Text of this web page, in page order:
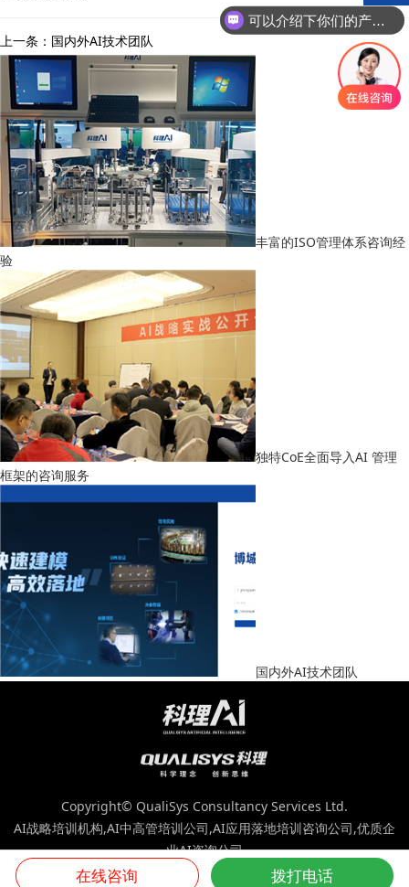
上一条：国内外AI技术团队
丰富的ISO管理体系咨询经
验
独特CoE全面导入AI 管理
框架的咨询服务
国内外AI技术团队
Copyright© QualiSys Consultancy Services Ltd.
AI战略培训机构,AI中高管培训公司,AI应用落地培训咨询公司,优质企
业AI咨询公司
版权所有：科理咨询（深圳）股份有限公司 |
粤ICP备10082873号-5
可以介绍下你们的产品么？
在线咨询 拨打电话